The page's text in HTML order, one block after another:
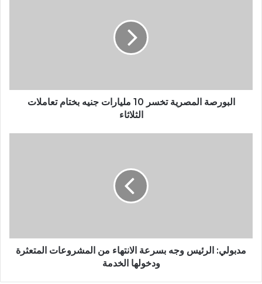
البورصة المصرية تخسر 10 مليارات جنيه بختام تعاملات
الثلاثاء
مدبولي: الرئيس وجه بسرعة الانتهاء من المشروعات المتعثرة
ودخولها الخدمة